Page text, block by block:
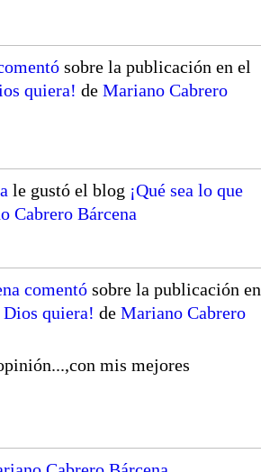
sobre la publicación en el
quiera! de Mariano Cabrero
le gustó el blog ¡Qué sea lo que
Cabrero Bárcena
comentó sobre la publicación en
Dios quiera! de Mariano Cabrero
mis mejores